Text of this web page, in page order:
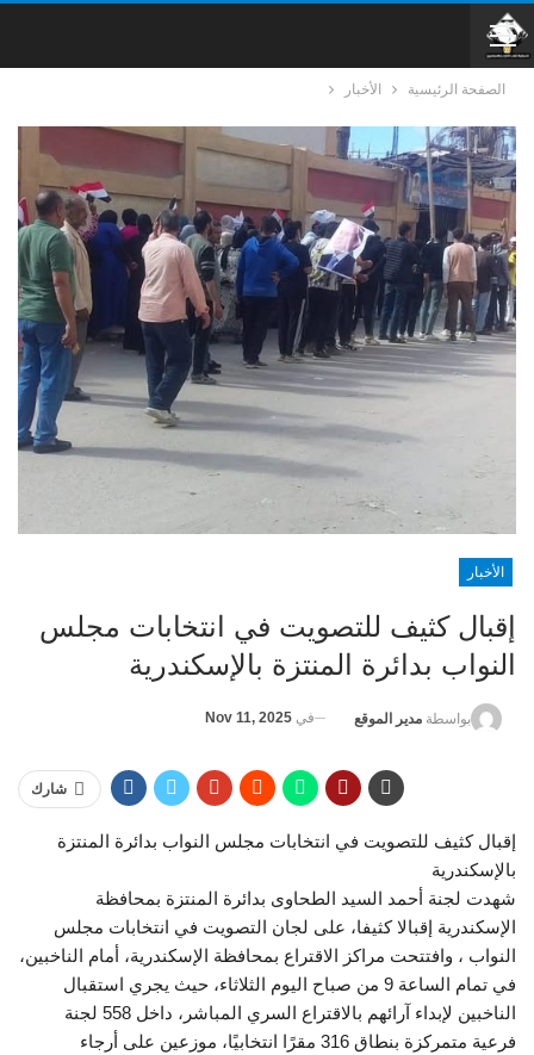
الصفحة الرئيسية الأخبار
الأخبار
إقبال كثيف للتصويت في انتخابات مجلس
النواب بدائرة المنتزة بالإسكندرية
بواسطة مدير الموقع في Nov 11, 2025
شارك
إقبال كثيف للتصويت في انتخابات مجلس النواب بدائرة المنتزة
بالإسكندرية
شهدت لجنة أحمد السيد الطحاوى بدائرة المنتزة بمحافظة
الإسكندرية إقبالا كثيفا، على لجان التصويت في انتخابات مجلس
النواب ، وافتتحت مراكز الاقتراع بمحافظة الإسكندرية، أمام الناخبين،
في تمام الساعة 9 من صباح اليوم الثلاثاء، حيث يجري استقبال
الناخبين لإبداء آرائهم بالاقتراع السري المباشر، داخل 558 لجنة
فرعية متمركزة بنطاق 316 مقرًا انتخابيًا، موزعين على أرجاء